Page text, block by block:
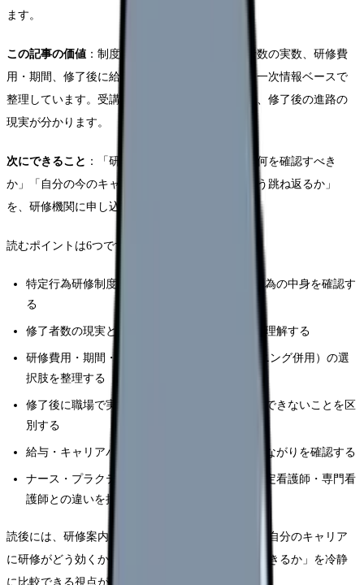
ます。
この記事の価値 ：制度のチラシではなく、修了者数の実数、研修費
用・期間、修了後に給与・役割がどう変わるかを一次情報ベースで
整理しています。受講前に職場と確認すべき項目、修了後の進路の
現実が分かります。
次にできること ：「研修案内が来たけど、職場の何を確認すべき
か」「自分の今のキャリアと合うか」「年収にどう跳ね返るか」
を、研修機関に申し込む前に整理できます。
読むポイントは6つです。
特定行為研修制度の正式な根拠と、21区分38行為の中身を確認す
る
修了者数の現実と、10万人目標とのギャップを理解する
研修費用・期間・形式（院内・大学院・eラーニング併用）の選
択肢を整理する
修了後に職場で実際にできるようになること・できないことを区
別する
給与・キャリアパス・診療報酬上の加算とのつながりを確認する
ナース・プラクティショナー法案の動向と、認定看護師・専門看
護師との違いを把握する
読後には、研修案内を漫然と眺めるのではなく、「自分のキャリア
に研修がどう効くか」「効かない場合に何で代替できるか」を冷静
に比較できる視点が持てます。